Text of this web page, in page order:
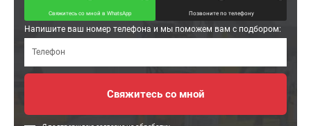
Свяжитесь со мной в WhatsApp Позвоните по телефону
Напишите ваш номер телефона и мы поможем вам с подбором: